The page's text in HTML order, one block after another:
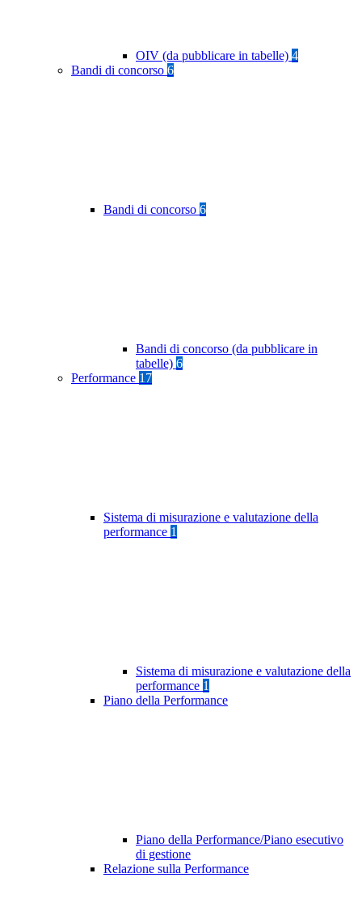
OIV (da pubblicare in tabelle) 4
Bandi di concorso 6
Bandi di concorso 6
Bandi di concorso (da pubblicare in
tabelle) 6
Performance 17
Sistema di misurazione e valutazione della
performance 1
Sistema di misurazione e valutazione della
performance 1
Piano della Performance
Piano della Performance/Piano esecutivo
di gestione
Relazione sulla Performance